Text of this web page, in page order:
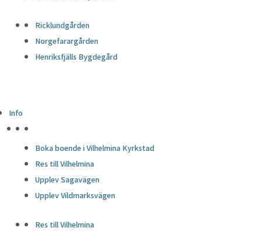
Ricklundgården
Norgefarargården
Henriksfjälls Bygdegård
Info
Boka boende i Vilhelmina Kyrkstad
Res till Vilhelmina
Upplev Sagavägen
Upplev Vildmarksvägen
Res till Vilhelmina